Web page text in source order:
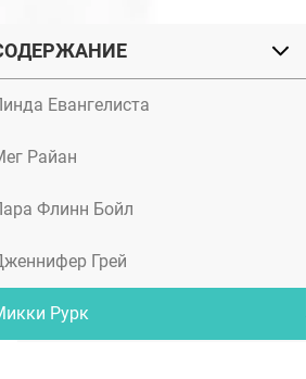
Евангелиста
Райан
Флинн Бойл
Грей
РуркБезоперационные методы